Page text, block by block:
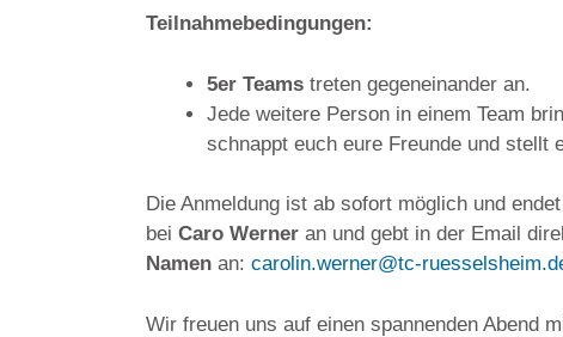
Teilnahmebedingungen:
5er Teams treten gegeneinander an.
Jede weitere Person in einem Team
schnappt euch eure Freunde und stellt
Die Anmeldung ist ab sofort möglich und
bei Caro Werner an und gebt in der Email
Namen an: carolin.werner@tc-
Wir freuen uns auf einen spannenden Abend